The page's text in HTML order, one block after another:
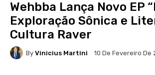
Wehbba Lança Novo EP
Exploração Sônica e
Cultura Raver
By Vinicius Martini 10 De Fevereiro De